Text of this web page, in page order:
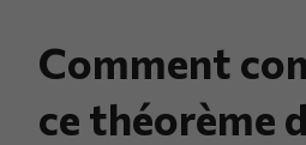
Comment
ce théorème